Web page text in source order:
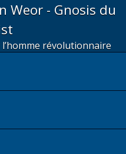
Weor - Gnosis du
révolutionnaire